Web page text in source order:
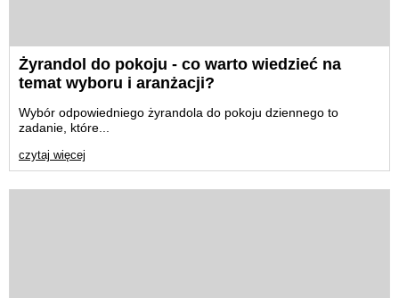
Żyrandol do pokoju - co warto wiedzieć na
temat wyboru i aranżacji?
Wybór odpowiedniego żyrandola do pokoju dziennego to
zadanie, które...
czytaj więcej